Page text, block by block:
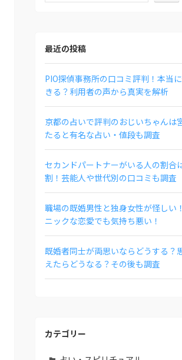
最近の投稿
PIO探偵事務所の口コミ評判！本当
きる？利用者の声から真実を解析
京都の占いで評判のおじいちゃんは
たると有名な占い・値段も調査
セカンドパートナーがいる人の割合
割！芸能人や世代別の口コミも調査
職場の既婚男性と独身女性が怪しい
ニックな恋愛でも気持ち悪い！
既婚者同士が両思いならどうする？
えたらどうなる？その後も調査
カテゴリー